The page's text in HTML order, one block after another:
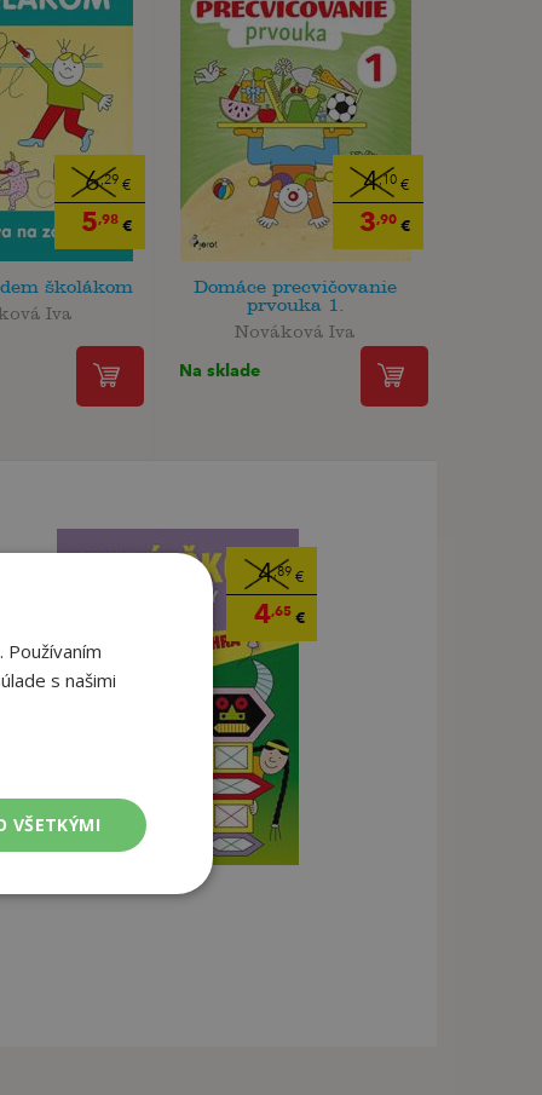
6,29 €
5,98 €
školákom
Iva
4,10 €
3,90 €
Domáce precvičovanie
prvouka 1.
Nováková Iva
Na sklade
4,89 €
4,65€
s našimi
VŠETKÝMI